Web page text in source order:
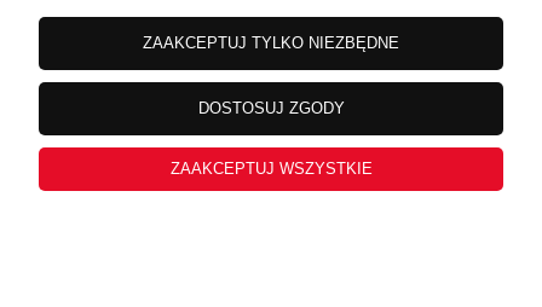
ZAAKCEPTUJ TYLKO NIEZBĘDNE
DOSTOSUJ ZGODY
ZAAKCEPTUJ WSZYSTKIE